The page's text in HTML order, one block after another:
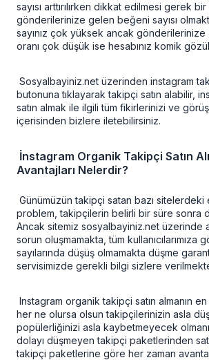
sayısı arttırılırken dikkat edilmesi gerek
gönderilerinize gelen beğeni sayısı
sayınız çok yüksek ancak
oranı çok düşük ise hesabınız komik
Sosyalbayiniz.net üzerinden instagram
butonuna tıklayarak takipçi satın alabilir,
satın almak ile ilgili tüm fikirlerinizi ve
içerisinden bizlere iletebilirsiniz.
İnstagram Organik Takipçi Satın
Avantajları Nelerdir?
Günümüzün takipçi satan bazı sitelerdeki
problem, takipçilerin belirli bir süre sonra
Ancak sitemiz sosyalbayiniz.net üzerinde
sorun oluşmamakta, tüm kullanıcılarımıza
sayılarında düşüş olmamakta düşme
servisimizde gerekli bilgi sizlere
Instagram organik takipçi satın almanın en
her ne olursa olsun takipçilerinizin asla
popülerliğinizi asla kaybetmeyecek
dolayı düşmeyen takipçi paketlerinden
takipçi paketlerine göre her zaman